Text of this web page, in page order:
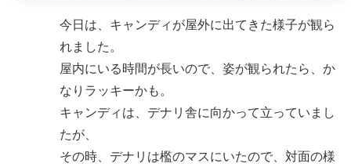
今日は、キャンディが屋外に出てきた様子が観ら
れました。
屋内にいる時間が長いので、姿が観られたら、か
なりラッキーかも。
キャンディは、デナリ舎に向かって立っていまし
たが、
その時、デナリは檻のマスにいたので、対面の様